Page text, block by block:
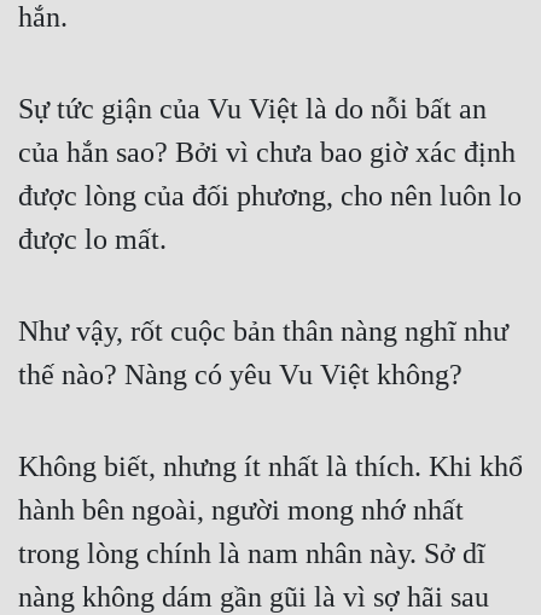
Sảng Văn
Sủng
Thanh Xuân
Tiên Hiệp
Tiểu Thuyết
Tu Chân
Tu Tiên
Tội Phạm
hắn.
Sự tức giận của Vu Việt là do nỗi bất an
của hắn sao? Bởi vì chưa bao giờ xác định
được lòng của đối phương, cho nên luôn lo
được lo mất.
Như vậy, rốt cuộc bản thân nàng nghĩ như
thế nào? Nàng có yêu Vu Việt không?
Không biết, nhưng ít nhất là thích. Khi khổ
hành bên ngoài, người mong nhớ nhất
trong lòng chính là nam nhân này. Sở dĩ
nàng không dám gần gũi là vì sợ hãi sau